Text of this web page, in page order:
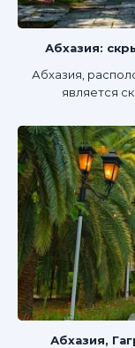
Абхазия:
Абхазия,
является
Абхазия,